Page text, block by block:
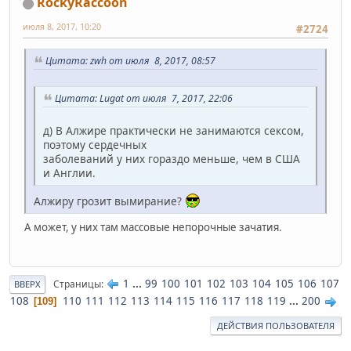
#2724
июля 8, 2017, 10:20
Цитата: zwh от июля 8, 2017, 08:57
Цитата: Lugat от июля 7, 2017, 22:06
д) В Алжире практически не занимаются сексом,
поэтому сердечных
заболеваний у них гораздо меньше, чем в США
и Англии.
Алжиру грозит вымирание?
А может, у них там массовые непорочные зачатия.
ВВЕРХ Страницы 1 ... 99 100 101 102 103 104 105 106 107
108
109 110 111 112 113 114 115 116 117 118 119 ... 200
ДЕЙСТВИЯ ПОЛЬЗОВАТЕЛЯ